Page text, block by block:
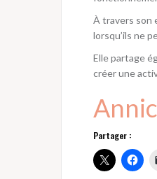
À travers son
lorsqu’ils ne
Elle partage
créer une
Partager :